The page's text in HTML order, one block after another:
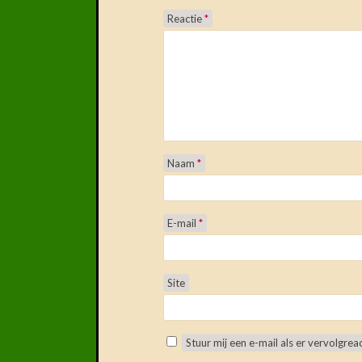
Reactie*
Naam *
E-mail *
Site
Stuur mij een e-mail als er